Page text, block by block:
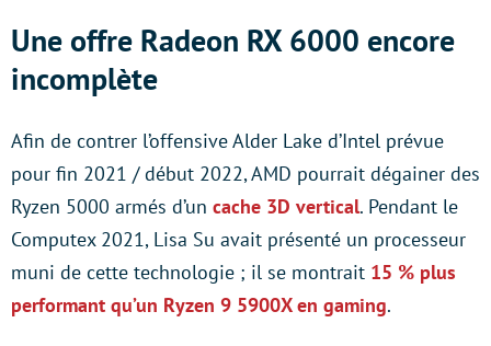
Une offre Radeon RX 6000 encore
incomplète
Afin de contrer l’offensive Alder Lake d’Intel prévue
pour fin 2021 / début 2022, AMD pourrait dégainer des
Ryzen 5000 armés d’un cache 3D vertical. Pendant le
Computex 2021, Lisa Su avait présenté un processeur
muni de cette technologie ; il se montrait 15 % plus
performant qu’un Ryzen 9 5900X en gaming.